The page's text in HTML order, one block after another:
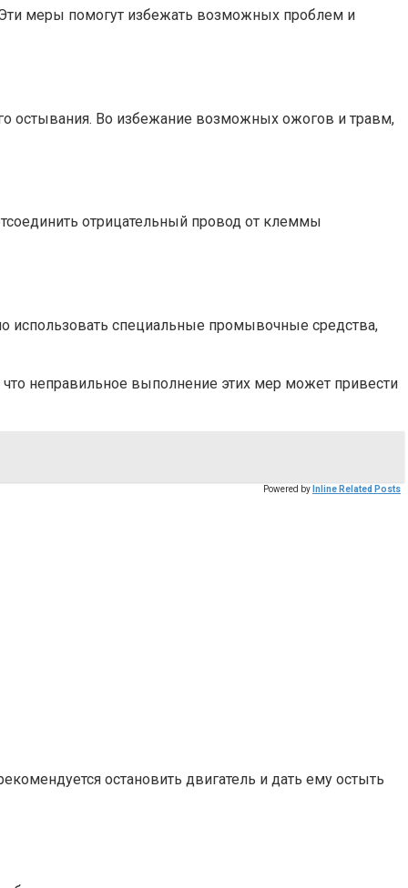
меры помогут избежать возможных проблем и
остывания. Во избежание возможных ожогов и травм,
отрицательный провод от клеммы
специальные промывочные средства,
неправильное выполнение этих мер может привести
Powered by Inline Related Posts
остановить двигатель и дать ему остыть